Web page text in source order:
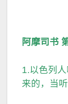
阿摩司书
1.以色列
来的，当